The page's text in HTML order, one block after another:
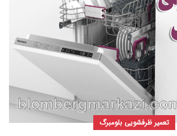
تعمیر ظرفشویی بلومبرگ